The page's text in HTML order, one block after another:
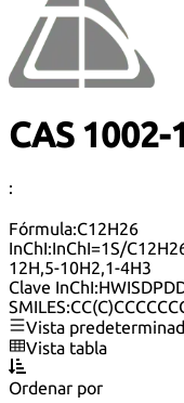
CAS 1002-
:
Fórmula:C12H26
InChI:InChI=1S/
12H,5-10H2,1-4H3
Clave InChI:
SMILES:
Vista
Vista tabla
Ordenar por